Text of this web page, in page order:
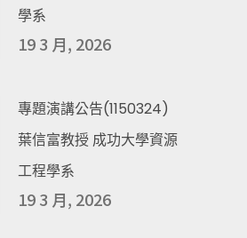
學系
19 3 月, 2026
專題演講公告(1150324)
葉信富教授 成功大學資源
工程學系
19 3 月, 2026